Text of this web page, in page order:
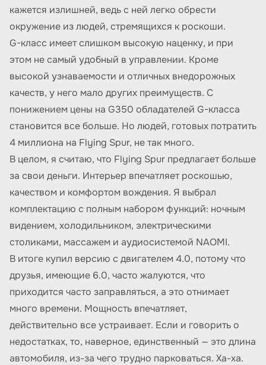
кажется излишней, ведь с ней легко обрести
окружение из людей, стремящихся к роскоши.
G-класс имеет слишком высокую наценку, и при
этом не самый удобный в управлении. Кроме
высокой узнаваемости и отличных внедорожных
качеств, у него мало других преимуществ. С
понижением цены на G350 обладателей G-класса
становится все больше. Но людей, готовых потратить
4 миллиона на Flying Spur, не так много.
В целом, я считаю, что Flying Spur предлагает больше
за свои деньги. Интерьер впечатляет роскошью,
качеством и комфортом вождения. Я выбрал
комплектацию с полным набором функций: ночным
видением, холодильником, электрическими
столиками, массажем и аудиосистемой NAOMI.
В итоге купил версию с двигателем 4.0, потому что
друзья, имеющие 6.0, часто жалуются, что
приходится часто заправляться, а это отнимает
много времени. Мощность впечатляет,
действительно все устраивает. Если и говорить о
недостатках, то, наверное, единственный — это длина
автомобиля, из-за чего трудно парковаться. Ха-ха.